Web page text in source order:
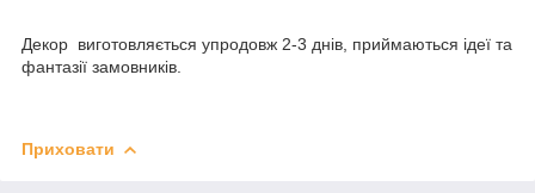
Декор виготовляється упродовж 2-3 днів, приймаються ідеї та
фантазії замовників.
Приховати